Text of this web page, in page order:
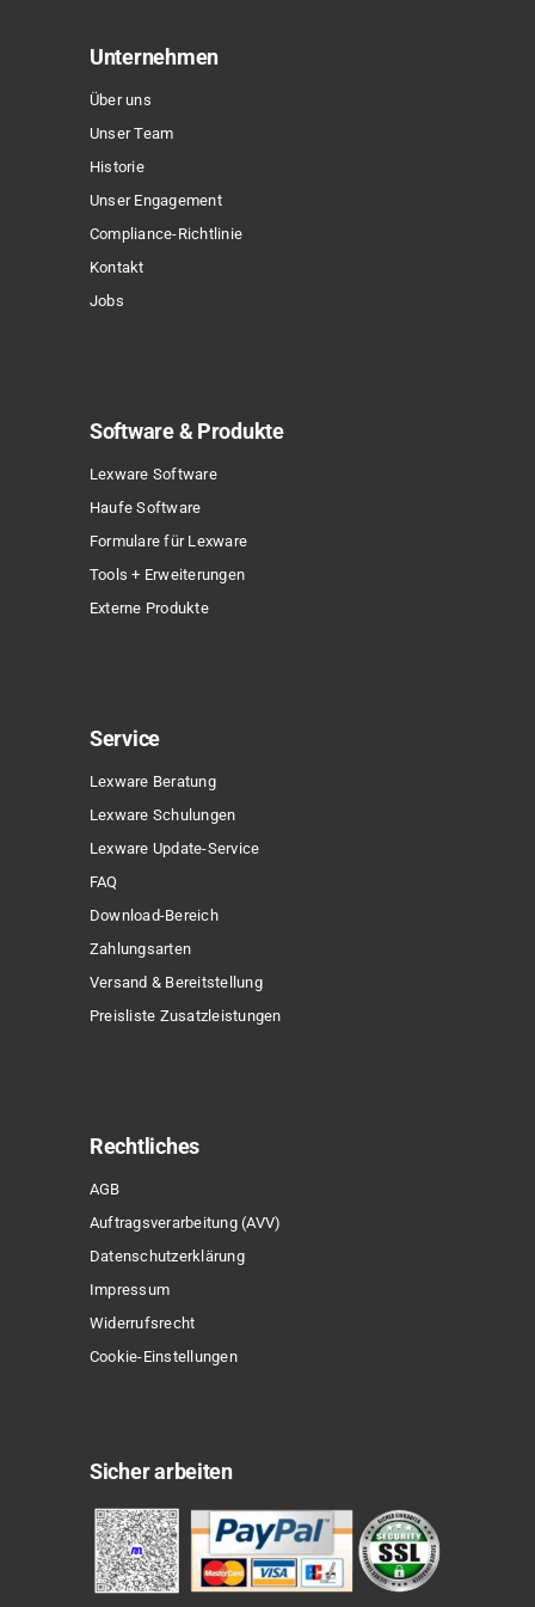
Optionen
gewählt
werden
Unternehmen
Über uns
Unser Team
Historie
Unser Engagement
Compliance-Richtlinie
Kontakt
Jobs
Software & Produkte
Lexware Software
Haufe Software
Formulare für Lexware
Tools + Erweiterungen
Externe Produkte
Service
Lexware Beratung
Lexware Schulungen
Lexware Update-Service
FAQ
Download-Bereich
Zahlungsarten
Versand & Bereitstellung
Preisliste Zusatzleistungen
Rechtliches
AGB
Auftragsverarbeitung (AVV)
Datenschutzerklärung
Impressum
Widerrufsrecht
Cookie-Einstellungen
Sicher arbeiten